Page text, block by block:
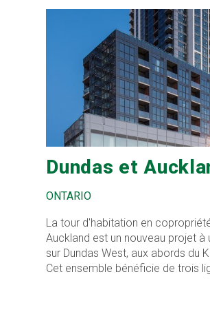
Dundas et
ONTARIO
La tour d'habitation en
Auckland est un nouveau projet à
sur Dundas West, aux abords du
Cet ensemble bénéficie de trois